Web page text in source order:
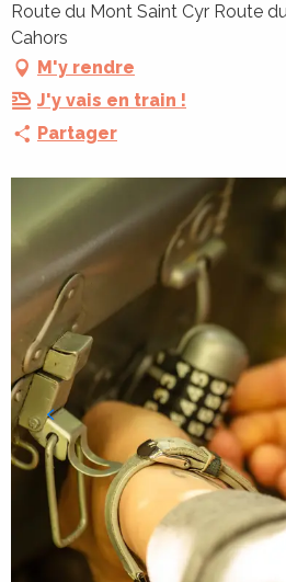
Route du Mont Saint Cyr Route
Cahors
M'y rendre
J'y vais en train !
Partager